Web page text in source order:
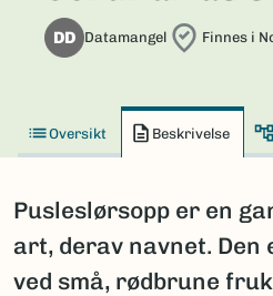
DD Datamangel Finnes i
Oversikt Beskrivelse
Pusleslørsopp er en
art, derav navnet. Den
ved små, rødbrune